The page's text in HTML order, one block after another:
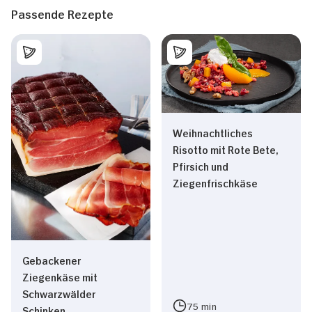
Passende Rezepte
Gebackener
Ziegenkäse mit
Schwarzwälder
Weihnachtliches
Risotto mit Rote Bete,
Pfirsich und
Ziegenfrischkäse
75 min